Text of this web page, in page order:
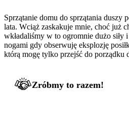
Sprzątanie domu do sprzątania duszy
lata. Wciąż zaskakuje mnie, choć już
wkładaliśmy w to ogromnie dużo siły
nogami gdy obserwuję eksplozję
którą mogę tylko przejść do porządku
Zróbmy to razem!